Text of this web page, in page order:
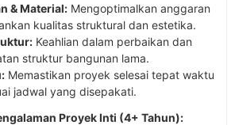
& Material:Mengoptimalkan anggaran
kualitas struktural dan estetika.
Keahlian dalam perbaikan dan
struktur bangunan lama.
Memastikan proyek selesai tepat waktu
jadwal yang disepakati.
Proyek Inti (4+ Tahun):